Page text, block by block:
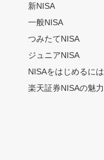
新NISA
一般NISA
つみたてNISA
ジュニアNISA
NISAをはじめるには
楽天証券NISAの魅力